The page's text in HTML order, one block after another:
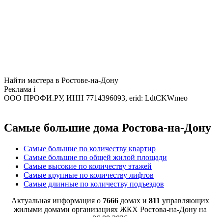
Найти мастера в Ростове-на-Дону
Реклама i
ООО ПРОФИ.РУ, ИНН 7714396093, erid: LdtCKWmeo
Самые большие дома Ростова-на-Дону
Самые большие по количеству квартир
Самые большие по общей жилой площади
Самые высокие по количеству этажей
Самые крупные по количеству лифтов
Самые длинные по количеству подъездов
Актуальная информация о 7666 домах и 811 управляющих
жилыми домами организациях ЖКХ Ростова-на-Дону на